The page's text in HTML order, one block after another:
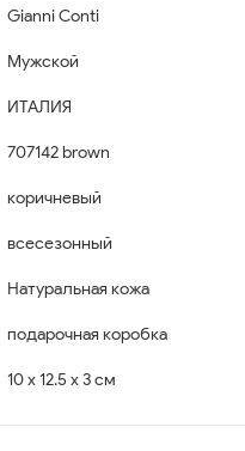
Gianni Conti
Мужской
ИТАЛИЯ
707142 brown
коричневый
всесезонный
Натуральная кожа
подарочная коробка
10 x 12.5 x 3 см